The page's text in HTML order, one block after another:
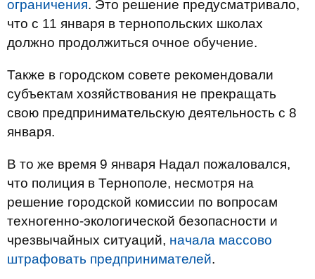
ограничения. Это решение предусматривало,
что с 11 января в тернопольских школах
должно продолжиться очное обучение.
Также в городском совете рекомендовали
субъектам хозяйствования не прекращать
свою предпринимательскую деятельность с 8
января.
В то же время 9 января Надал пожаловался,
что полиция в Тернополе, несмотря на
решение городской комиссии по вопросам
техногенно-экологической безопасности и
чрезвычайных ситуаций, начала массово
штрафовать предпринимателей.